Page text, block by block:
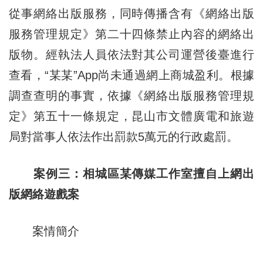
從事網絡出版服務，同時傳播含有《網絡出版
服務管理規定》第二十四條禁止內容的網絡出
版物。經執法人員依法對其公司運營後臺進行
查看，“某某”App尚未通過網上商城盈利。根據
調查查明的事實，依據《網絡出版服務管理規
定》第五十一條規定，昆山市文體廣電和旅遊
局對當事人依法作出罰款5萬元的行政處罰。
案例三：相城區某傳媒工作室擅自上網出
版網絡遊戲案
案情簡介